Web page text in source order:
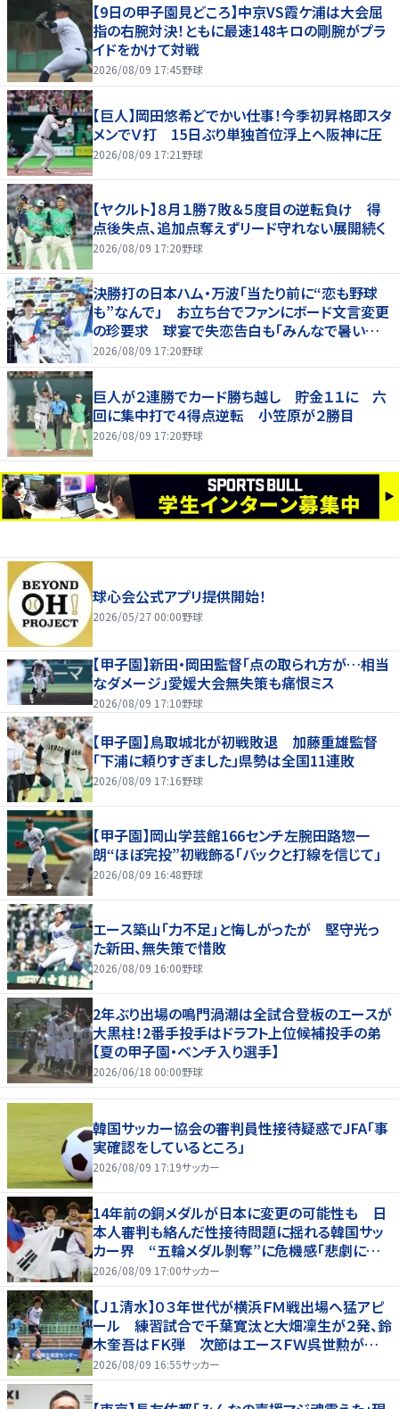
【9日の甲子園見どころ】中京VS霞ケ浦は大会屈
指の右腕対決！ともに最速148キロの剛腕がプラ
イドをかけて対戦
2026/08/09 17:45野球
【巨人】岡田悠希どでかい仕事！今季初昇格即スタ
メンでＶ打 15日ぶり単独首位浮上へ阪神に圧
2026/08/09 17:21 野球
【ヤクルト】８月１勝７敗＆５度目の逆転負け 得
点後失点、追加点奪えずリード守れない展開続く
2026/08/09 17:20野球
決勝打の日本ハム・万波「当たり前に“恋も野球
も”なんで」 お立ち台でファンにボード文言変更
の珍要求 球宴で失恋告白も「みんなで暑い夏
にしましょう！」
2026/08/09 17:20野球
巨人が２連勝でカード勝ち越し 貯金１１に 六
回に集中打で４得点逆転 小笠原が２勝目
2026/08/09 17:20野球
球心会公式アプリ提供開始！
2026/05/27 00:00野球
【甲子園】新田・岡田監督「点の取られ方が…相当
なダメージ」愛媛大会無失策も痛恨ミス
2026/08/09 17:10野球
【甲子園】鳥取城北が初戦敗退 加藤重雄監督
「下浦に頼りすぎました」県勢は全国11連敗
2026/08/09 17:16野球
【甲子園】岡山学芸館166センチ左腕田路惣一
朗“ほぼ完投”初戦飾る「バックと打線を信じて」
2026/08/09 16:48野球
エース築山「力不足」と悔しがったが 堅守光っ
た新田、無失策で惜敗
2026/08/09 16:00野球
2年ぶり出場の鳴門渦潮は全試合登板のエースが
大黒柱！2番手投手はドラフト上位候補投手の弟
【夏の甲子園・ベンチ入り選手】
2026/06/18 00:00野球
韓国サッカー協会の審判員性接待疑惑でJFA「事
実確認をしているところ」
2026/08/09 17:19サッカー
14年前の銅メダルが日本に変更の可能性も 日
本人審判も絡んだ性接待問題に揺れる韓国サッ
カー界 “五輪メダル剝奪”に危機感「悲劇に見
舞われる」
2026/08/09 17:00サッカー
【Ｊ１清水】０３年世代が横浜ＦＭ戦出場へ猛アピ
ール 練習試合で千葉寛汰と大畑凜生が２発、鈴
木奎吾はＦＫ弾 次節はエースＦＷ呉世勲が出
場停止
2026/08/09 16:55サッカー